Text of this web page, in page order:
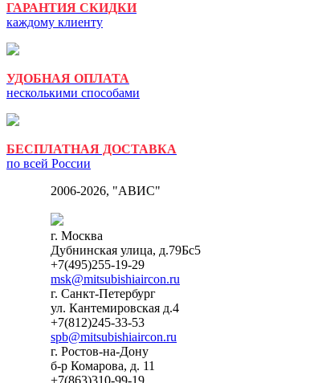
ГАРАНТИЯ СКИДКИ
каждому клиенту
УДОБНАЯ ОПЛАТА
несколькими способами
БЕСПЛАТНАЯ ДОСТАВКА
по всей России
2006-2026, "АВИС"
г. Москва
Дубнинская улица, д.79Бс5
+7(495)255-19-29
msk@mitsubishiaircon.ru
г. Санкт-Петербург
ул. Кантемировская д.4
+7(812)245-33-53
spb@mitsubishiaircon.ru
г. Ростов-на-Дону
б-р Комарова, д. 11